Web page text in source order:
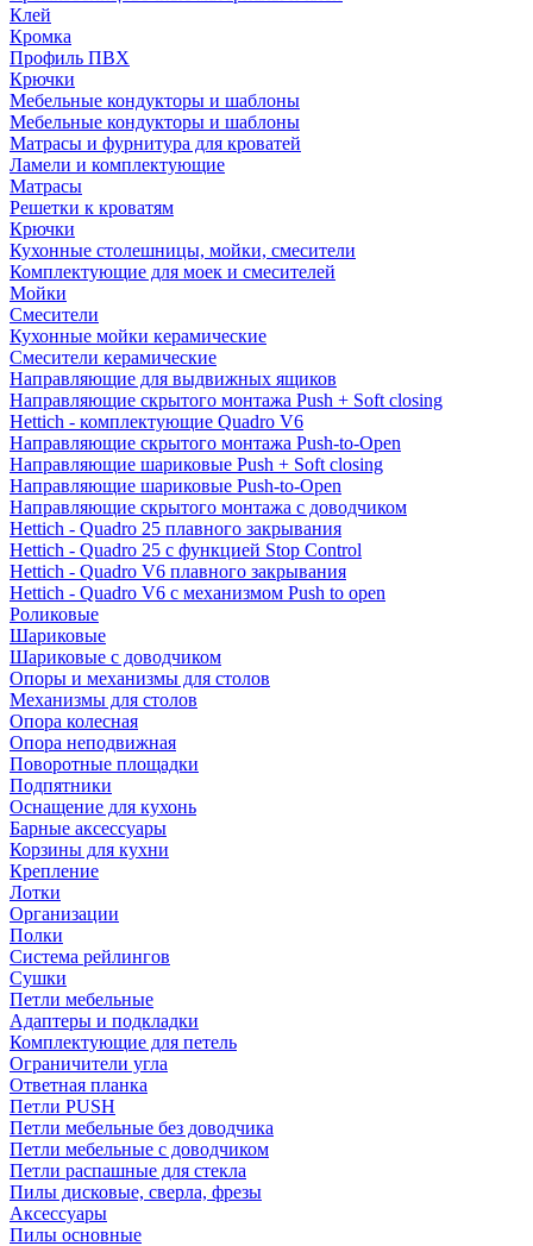
Клей
Кромка
Профиль ПВХ
Крючки
Мебельные кондукторы и шаблоны
Мебельные кондукторы и шаблоны
Матрасы и фурнитура для кроватей
Ламели и комплектующие
Матрасы
Решетки к кроватям
Крючки
Кухонные столешницы, мойки, смесители
Комплектующие для моек и смесителей
Мойки
Смесители
Кухонные мойки керамические
Смесители керамические
Направляющие для выдвижных ящиков
Направляющие скрытого монтажа Push + Soft closing
Hettich - комплектующие Quadro V6
Направляющие скрытого монтажа Push-to-Open
Направляющие шариковые Push + Soft closing
Направляющие шариковые Push-to-Open
Направляющие скрытого монтажа с доводчиком
Hettich - Quadro 25 плавного закрывания
Hettich - Quadro 25 с функцией Stop Control
Hettich - Quadro V6 плавного закрывания
Hettich - Quadro V6 с механизмом Push to open
Роликовые
Шариковые
Шариковые с доводчиком
Опоры и механизмы для столов
Механизмы для столов
Опора колесная
Опора неподвижная
Поворотные площадки
Подпятники
Оснащение для кухонь
Барные аксессуары
Корзины для кухни
Крепление
Лотки
Организации
Полки
Система рейлингов
Сушки
Петли мебельные
Адаптеры и подкладки
Комплектующие для петель
Ограничители угла
Ответная планка
Петли PUSH
Петли мебельные без доводчика
Петли мебельные с доводчиком
Петли распашные для стекла
Пилы дисковые, сверла, фрезы
Аксессуары
Пилы основные